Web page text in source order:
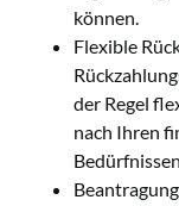
können.
Flexible
der Regel
nach Ihren